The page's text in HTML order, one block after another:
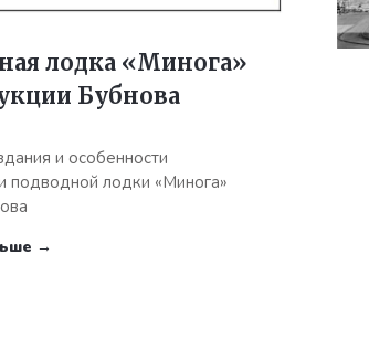
лодка «Минога»
Бубнова
и особенности
подводной лодки «Минога»
→